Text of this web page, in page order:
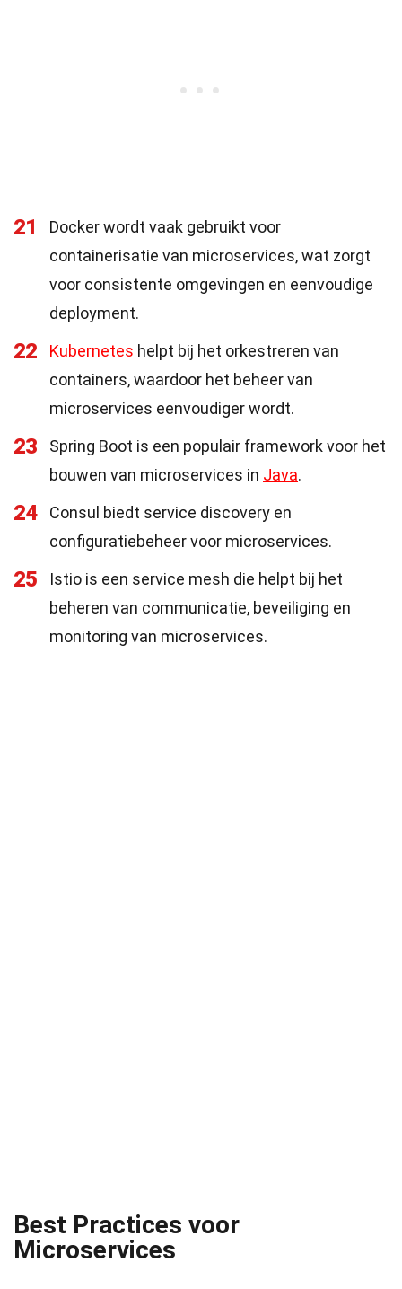
21
Docker wordt vaak gebruikt voor
containerisatie van microservices, wat zorgt
voor consistente omgevingen en eenvoudige
deployment.
22 Kubernetes helpt bij het orkestreren van
containers, waardoor het beheer van
microservices eenvoudiger wordt.
23
Spring Boot is een populair framework voor het
bouwen van microservices in Java.
24
Consul biedt service discovery en
configuratiebeheer voor microservices.
25
Istio is een service mesh die helpt bij het
beheren van communicatie, beveiliging en
monitoring van microservices.
Best Practices voor
Microservices